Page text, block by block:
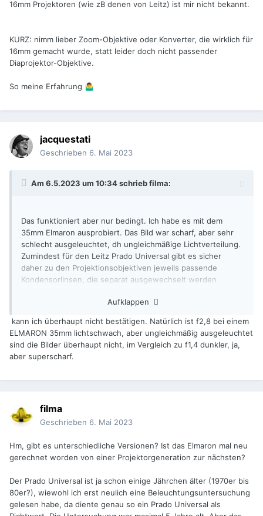
16mm Projektoren (wie zB denen von Leitz) ist mir nicht bekannt.
KURZ: nimm lieber Zoom-Objektive oder Konverter, die wirklich für
16mm gemacht wurde, statt leider doch nicht passender
Diaprojektor-Objektive.
So meine Erfahrung 🤷‍♂️
jacquestati
Geschrieben 6. Mai 2023
Am 6.5.2023 um 10:34 schriebfilma:
Das funktioniert aber nur bedingt. Ich habe es mit dem
35mm Elmaron ausprobiert. Das Bild war scharf, aber sehr
schlecht ausgeleuchtet, dh ungleichmäßige Lichtverteilung.
Zumindest für den Leitz Prado Universal gibt es sicher
daher zu den Projektionsobjektiven jeweils passende
Kondensorlinsen, die separat ausgewechselt werden
Eine Lösung zur Verwendung von KB-
Diaprojektionsobjektiven an 16mm Projektoren (wie zB
denen von Leitz) ist mir nicht bekannt.
passender Diaprojektor-Objektive.
Aufklappen
kann ich überhaupt nicht bestätigen. Natürlich ist f2,8 bei einem
ELMARON 35mm lichtschwach, aber ungleichmäßig ausgeleuchtet
sind die Bilder überhaupt nicht, im Vergleich zu f1,4 dunkler, ja,
aber superscharf.
filma
Geschrieben 6. Mai 2023
Hm, gibt es unterschiedliche Versionen? Ist das Elmaron mal neu
gerechnet worden von einer Projektorgeneration zur nächsten?
Der Prado Universal ist ja schon einige Jährchen älter (1970er bis
80er?), wiewohl ich erst neulich eine Beleuchtungsuntersuchung
gelesen habe, da diente genau so ein Prado Universal als